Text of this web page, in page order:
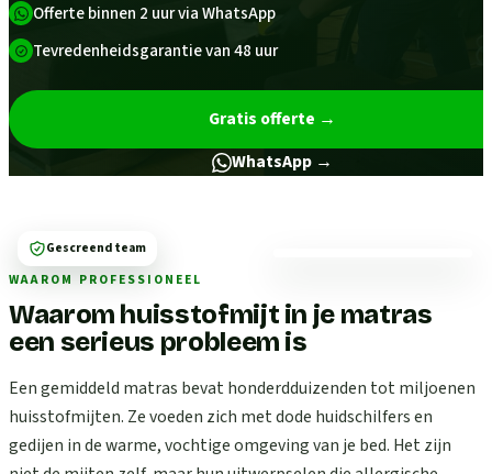
Offerte binnen 2 uur via WhatsApp
Tevredenheidsgarantie van 48 uur
Gratis offerte →
WhatsApp →
WAAROM PROFESSIONEEL
Waarom huisstofmijt in je matras
een serieus probleem is
Een gemiddeld matras bevat honderdduizenden tot miljoenen
huisstofmijten. Ze voeden zich met dode huidschilfers en
gedijen in de warme, vochtige omgeving van je bed. Het zijn
Gescreend team